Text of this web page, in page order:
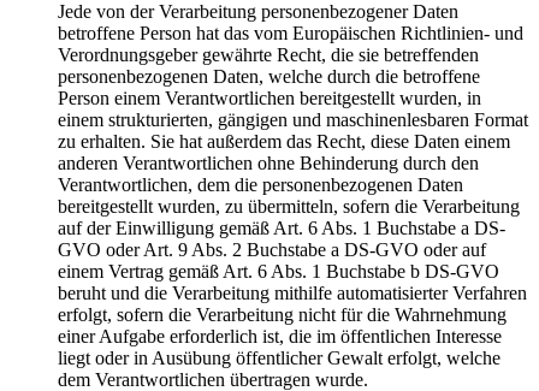
Jede von der Verarbeitung personenbezogener Daten
betroffene Person hat das vom Europäischen Richtlinien- und
Verordnungsgeber gewährte Recht, die sie betreffenden
personenbezogenen Daten, welche durch die betroffene
Person einem Verantwortlichen bereitgestellt wurden, in
einem strukturierten, gängigen und maschinenlesbaren Format
zu erhalten. Sie hat außerdem das Recht, diese Daten einem
anderen Verantwortlichen ohne Behinderung durch den
Verantwortlichen, dem die personenbezogenen Daten
bereitgestellt wurden, zu übermitteln, sofern die Verarbeitung
auf der Einwilligung gemäß Art. 6 Abs. 1 Buchstabe a DS-
GVO oder Art. 9 Abs. 2 Buchstabe a DS-GVO oder auf
einem Vertrag gemäß Art. 6 Abs. 1 Buchstabe b DS-GVO
beruht und die Verarbeitung mithilfe automatisierter Verfahren
erfolgt, sofern die Verarbeitung nicht für die Wahrnehmung
einer Aufgabe erforderlich ist, die im öffentlichen Interesse
liegt oder in Ausübung öffentlicher Gewalt erfolgt, welche
dem Verantwortlichen übertragen wurde.